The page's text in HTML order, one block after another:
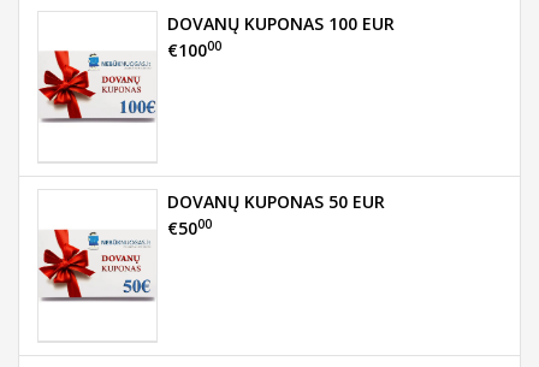
DOVANŲ KUPONAS 100 EUR
€10000
DOVANŲ KUPONAS 50 EUR
€5000